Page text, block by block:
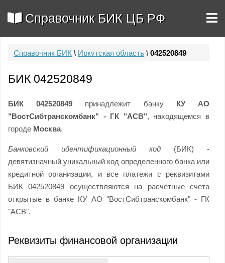
Справочник БИК ЦБ РФ
Справочник БИК \ Иркутская область \ 042520849
БИК 042520849
БИК 042520849 принадлежит банку КУ АО
"ВостСибтранскомбанк" - ГК "АСВ", находящемся в
городе Москва.
Банковский идентификационный код (БИК) -
девятизначный уникальный код определенного банка или
кредитной организации, и все платежи с реквизитами
БИК 042520849 осуществляются на расчетные счета
открытые в банке КУ АО "ВостСибтранскомбанк" - ГК
"АСВ".
Реквизиты финансовой организации